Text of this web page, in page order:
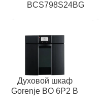
BCS798S24BG
Духовой шкаф
Gorenje BO 6P2 B